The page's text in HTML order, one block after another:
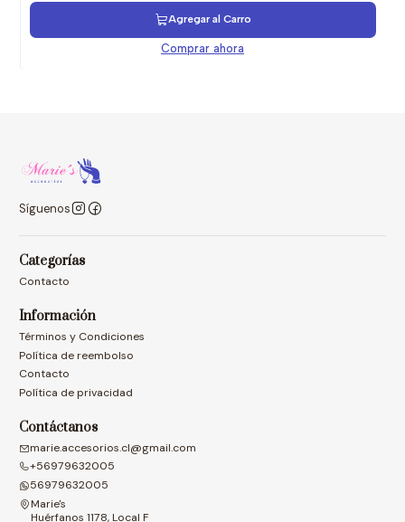
Agregar al Carro
Comprar ahora
Síguenos
Categorías
Contacto
Información
Términos y Condiciones
Política de reembolso
Contacto
Política de privacidad
Contáctanos
marie.accesorios.cl@gmail.com
+56979632005
56979632005
Marie's
Huérfanos 1178, Local F